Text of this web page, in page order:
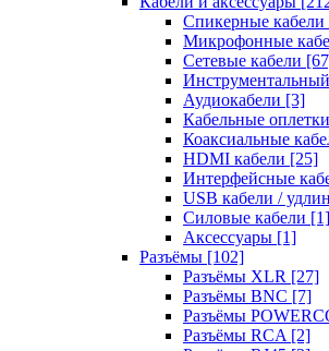
Спикерные кабели
Микрофонные
Сетевые кабели
Аудиокабели [3]
Кабельные оплетки
Коаксиальные
HDMI кабели [25]
Интерфейсные
USB кабели /
Силовые кабели [1]
Аксессуары [1]
Разъёмы [102]
Разъёмы XLR [27]
Разъёмы BNC [7]
Разъёмы
Разъёмы RCA [2]